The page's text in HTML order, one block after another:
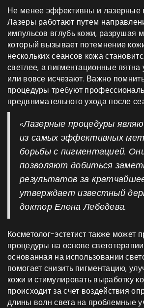
Не менее эффективны и лазерные
Лазеры работают путем
импульсов вглубь кожи, разрушая
который вызывает потемнение
нескольких сеансов кожа
светлее, а пигментационные
или вовсе исчезают. Важно
процедуры требуют
предвнимательного ухода после
«Лазерные процедуры
из самых эффективных
борьбы с пигментацией.
позволяют добиться
результатов за
утверждает известный
доктор Елена Лебедева.
Косметолог-эстетист также может
процедуры на основе
основанная на использовании
помогает снизить пигментацию,
кожи и стимулировать выработку
происходит за счет воздействия
длины волн света на проблемные